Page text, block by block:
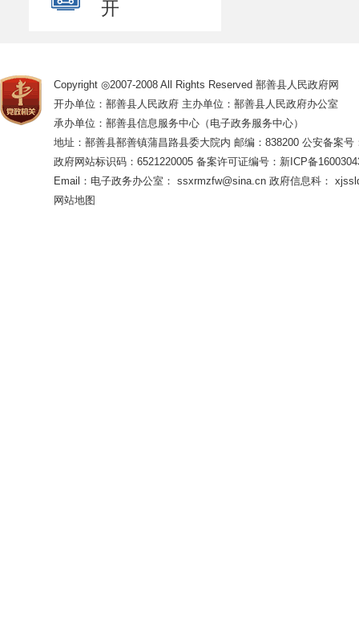
开
Copyright ◎2007-2008 All Rights Reserved 鄯善县人民政府网
开办单位：鄯善县人民政府 主办单位：鄯善县人民政府办公室
承办单位：鄯善县信息服务中心（电子政务服务中心）
地址：鄯善县鄯善镇蒲昌路县委大院内 邮编：838200 公安备案号
政府网站标识码：6521220005 备案许可证编号：新ICP备
Email：电子政务办公室： ssxrmzfw@sina.cn 政府信息科：
网站地图